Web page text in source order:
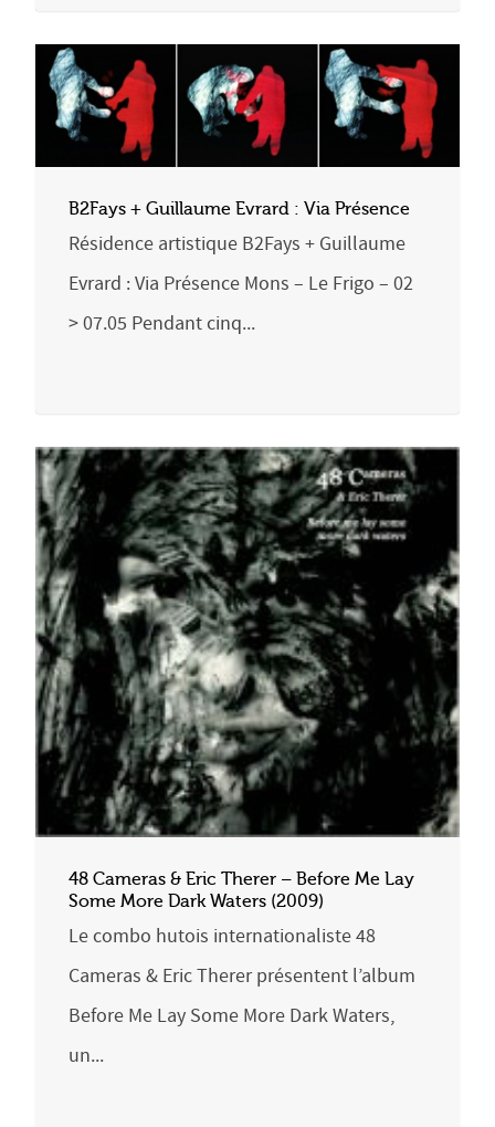
B2Fays + Guillaume Evrard : Via Présence
Résidence artistique B2Fays + Guillaume
Evrard : Via Présence Mons – Le Frigo – 02
> 07.05 Pendant cinq...
48 Cameras & Eric Therer – Before Me Lay
Some More Dark Waters (2009)
Le combo hutois internationaliste 48
Cameras & Eric Therer présentent l’album
Before Me Lay Some More Dark Waters,
un...